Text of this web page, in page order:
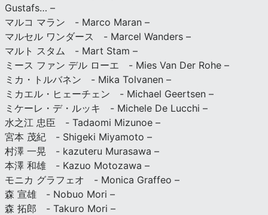
Gustafs… –
マルコ マラン - Marco Maran –
マルセル ワンダース - Marcel Wanders –
マルト スタム - Mart Stam –
ミース ファン デル ローエ - Mies Van Der Rohe –
ミカ・トルバネン - Mika Tolvanen –
ミカエル・ヒェーチェン - Michael Geertsen –
ミケーレ・デ・ルッキ - Michele De Lucchi –
水之江 忠臣 - Tadaomi Mizunoe –
宮本 茂紀 - Shigeki Miyamoto –
村澤 一晃 - kazuteru Murasawa –
本澤 和雄 - Kazuo Motozawa –
モニカ グラフェオ - Monica Graffeo –
森 宣雄 - Nobuo Mori –
森 拓郎 - Takuro Mori –